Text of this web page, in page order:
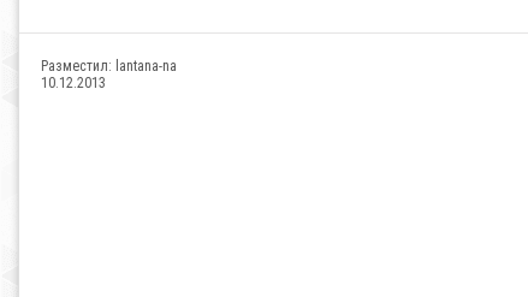
Разместил: lantana-na
10.12.2013